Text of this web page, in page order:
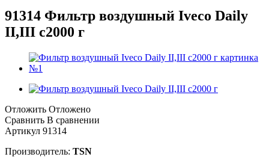
91314 Фильтр воздушный Iveco Daily
II,III с2000 г
Отложить Отложено
Сравнить В сравнении
Артикул 91314
Производитель: TSN